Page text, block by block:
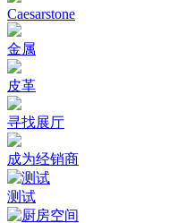
Caesarstone
金属
皮革
寻找展厅
成为经销商
测试